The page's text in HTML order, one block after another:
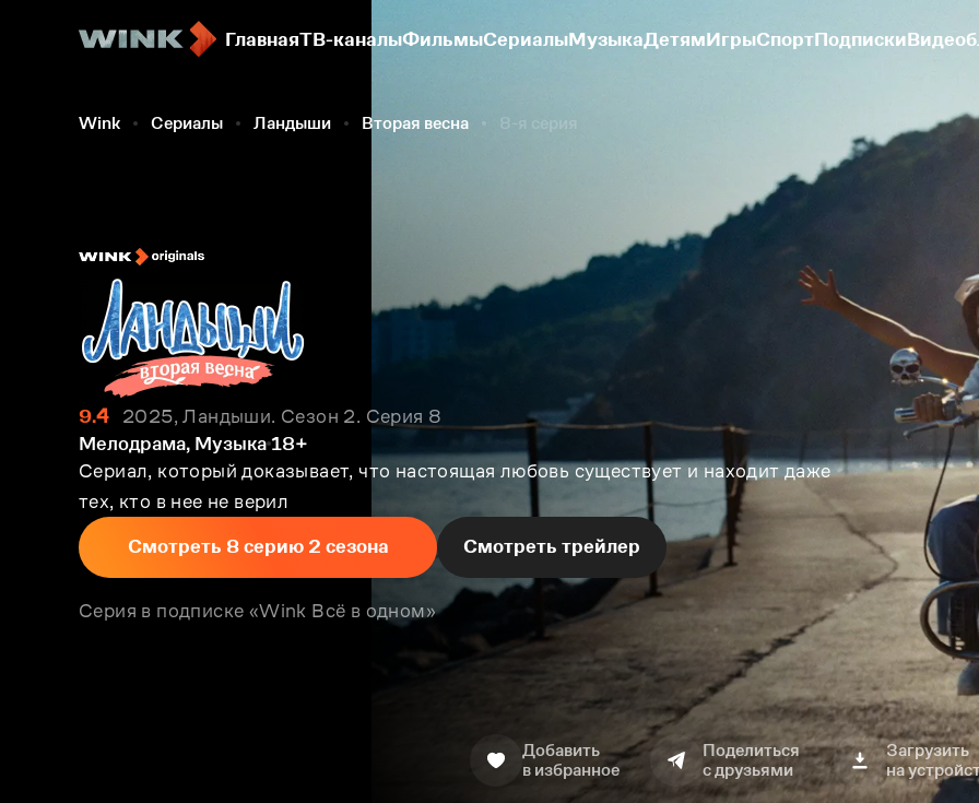
ГлавнаяТВ-каналыФильмыСериалыМузыкаДетямИгрыСпортПодписки
Wink Сериалы Ландыши Вторая весна 8-я серия
9.4
2025, Ландыши. Сезон 2. Серия 8
Мелодрама, Музыка 18+
Сериал, который доказывает, что настоящая любовь существует и находит даже
тех, кто в нее не верил
Смотреть 8 серию 2 сезона Смотреть трейлер
Серия в подписке «Wink Всё в одном»
Добавить
в избранное
Поделиться
с друзьями
Загрузить
на